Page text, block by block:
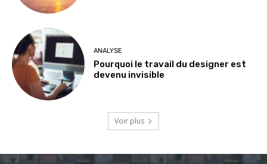
ANALYSE
Pourquoi le travail du designer est
devenu invisible
Voir plus